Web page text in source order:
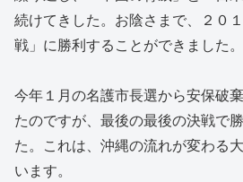
続けてきした。お陰さまで、２０
戦」に勝利することができました。
今年１月の名護市長選から安保破
たのですが、最後の最後の決戦で
た。これは、沖縄の流れが変わる
います。